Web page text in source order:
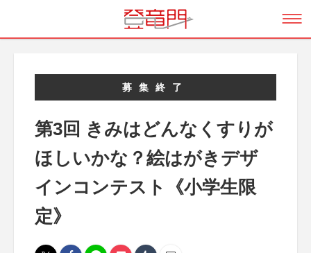
募集終了
第3回 きみはどんなくすりが
ほしいかな？絵はがきデザ
インコンテスト《小学生限
定》